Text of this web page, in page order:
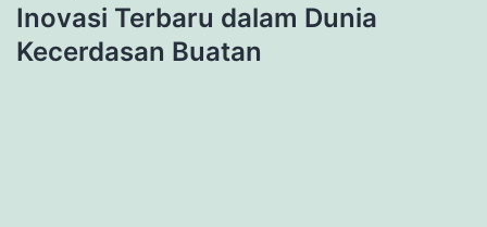
Inovasi Terbaru dalam Dunia
Kecerdasan Buatan